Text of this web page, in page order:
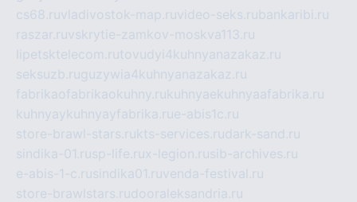
cs68.ruvladivostok-map.ruvideo-seks.rubankaribi.ru
raszar.ruvskrytie-zamkov-moskva113.ru
lipetsktelecom.rutovudyi4kuhnyanazakaz.ru
seksuzb.ruguzywia4kuhnyanazakaz.ru
fabrikaofabrikaokuhny.rukuhnyaekuhnyaafabrika.ru
kuhnyaykuhnyayfabrika.rue-abis1c.ru
store-brawl-stars.rukts-services.rudark-sand.ru
sindika-01.rusp-life.rux-legion.rusib-archives.ru
e-abis-1-c.rusindika01.ruvenda-festival.ru
store-brawlstars.rudooraleksandria.ru